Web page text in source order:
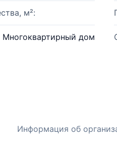
м²:
Многоквартирный дом
Информация об